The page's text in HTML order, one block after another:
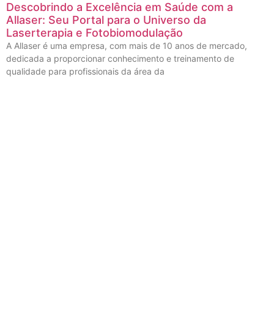
Descobrindo a Excelência em Saúde com a
Allaser: Seu Portal para o Universo da
Laserterapia e Fotobiomodulação
A Allaser é uma empresa, com mais de 10 anos de mercado,
dedicada a proporcionar conhecimento e treinamento de
qualidade para profissionais da área da